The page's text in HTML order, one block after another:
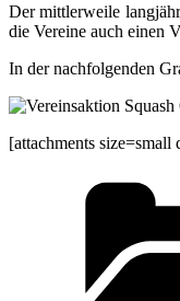
Der mittlerweile
die Vereine auch einen
In der nachfolgenden
[attachments size=small